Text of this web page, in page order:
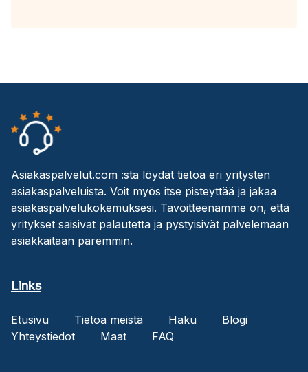
Asiakaspalvelut.com :sta löydät tietoa eri yritysten
asiakaspalveluista. Voit myös itse pisteyttää ja jakaa
asiakaspalvelukokemuksesi. Tavoitteenamme on, että
yritykset saisivat palautetta ja pystyisivät palvelemaan
asiakkaitaan paremmin.
Links
Etusivu Tietoa meistä Haku
Blogi
Yhteystiedot
Maat FAQ